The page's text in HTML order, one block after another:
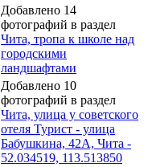
Добавлено 14
фотографий в раздел
Чита, тропа к школе над
городскими
ландшафтами
Добавлено 10
фотографий в раздел
Чита, улица у советского
отеля Турист - улица
Бабушкина, 42А, Чита -
52.034519, 113.513850